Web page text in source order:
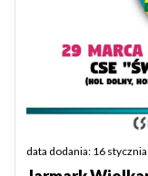
data dodania: 16